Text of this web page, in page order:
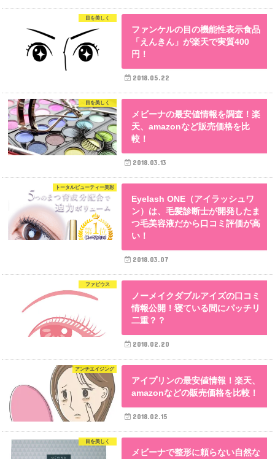
目を美しく
ファンケルの目の機能性表示食品
「えんきん」が楽天で実質400
円！
2018.05.22
目を美しく
メビーナの最安値情報を調査！楽
天、amazonなど販売価格を比
較！
2018.03.13
トータルビューティー美彩
Eyelash ONE（アイラッシュワ
ン）は、毛髪診断士が開発したま
つ毛美容液だから口コミ評価が高
い！
2018.03.07
ファビウス
ノーメイクダブルアイズの口コミ
情報公開！寝ている間にパッチリ
二重？？
2018.02.20
アンチエイジング
アイプリンの最安値情報！楽天、
amazonなどの販売価格を比較！
2018.02.15
目を美しく
メビーナで整形に頼らない自然な